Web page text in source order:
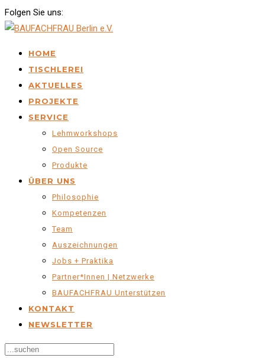
Folgen Sie uns:
HOME
TISCHLEREI
AKTUELLES
PROJEKTE
SERVICE
Lehmworkshops
Open Source
Produkte
ÜBER UNS
Philosophie
Kompetenzen
Team
Auszeichnungen
Jobs + Praktika
Partner*innen | Netzwerke
BAUFACHFRAU Unterstützen
KONTAKT
NEWSLETTER